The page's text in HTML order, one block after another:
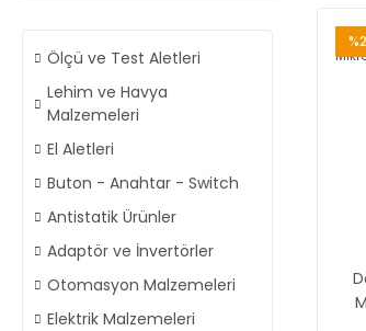
Ölçü ve Test Aletleri
Lehim ve Havya
Malzemeleri
El Aletleri
Buton - Anahtar - Switch
Antistatik Ürünler
Adaptör ve İnvertörler
Otomasyon Malzemeleri
Elektrik Malzemeleri